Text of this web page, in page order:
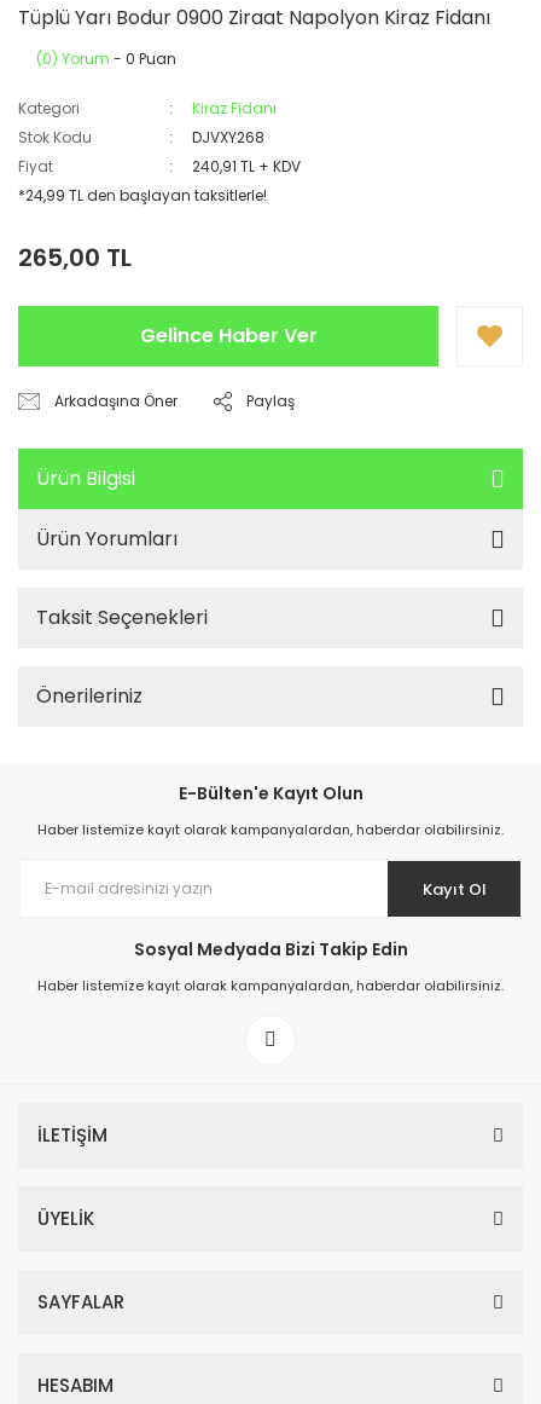
Tüplü Yarı Bodur 0900 Ziraat Napolyon Kiraz Fidanı
(0) Yorum - 0 Puan
Kategori
Kiraz Fidanı
Stok Kodu
DJVXY268
Fiyat
240,91 TL + KDV
*24,99 TL den başlayan taksitlerle!
265,00 TL
Gelince Haber Ver
Arkadaşına Öner Paylaş
Ürün Bilgisi
Ürün Yorumları
Taksit Seçenekleri
Önerileriniz
E-Bülten'e Kayıt Olun
Haber listemize kayıt olarak kampanyalardan, haberdar olabilirsiniz.
Kayıt Ol
Sosyal Medyada Bizi Takip Edin
Haber listemize kayıt olarak kampanyalardan, haberdar olabilirsiniz.
İLETİŞİM
ÜYELİK
SAYFALAR
HESABIM